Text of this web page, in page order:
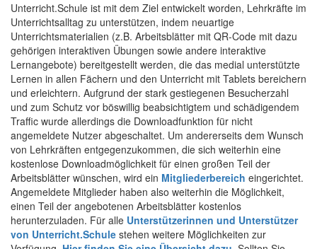
Unterricht.Schule ist mit dem Ziel entwickelt worden, Lehrkräfte im
Unterrichtsalltag zu unterstützen, indem neuartige
Unterrichtsmaterialien (z.B. Arbeitsblätter mit QR-Code mit dazu
gehörigen interaktiven Übungen sowie andere interaktive
Lernangebote) bereitgestellt werden, die das medial unterstützte
Lernen in allen Fächern und den Unterricht mit Tablets bereichern
und erleichtern. Aufgrund der stark gestiegenen Besucherzahl
und zum Schutz vor böswillig beabsichtigtem und schädigendem
Traffic wurde allerdings die Downloadfunktion für nicht
angemeldete Nutzer abgeschaltet. Um andererseits dem Wunsch
von Lehrkräften entgegenzukommen, die sich weiterhin eine
kostenlose Downloadmöglichkeit für einen großen Teil der
Arbeitsblätter wünschen, wird ein Mitgliederbereich eingerichtet.
Angemeldete Mitglieder haben also weiterhin die Möglichkeit,
einen Teil der angebotenen Arbeitsblätter kostenlos
herunterzuladen. Für alle Unterstützerinnen und Unterstützer
von Unterricht.Schule stehen weitere Möglichkeiten zur